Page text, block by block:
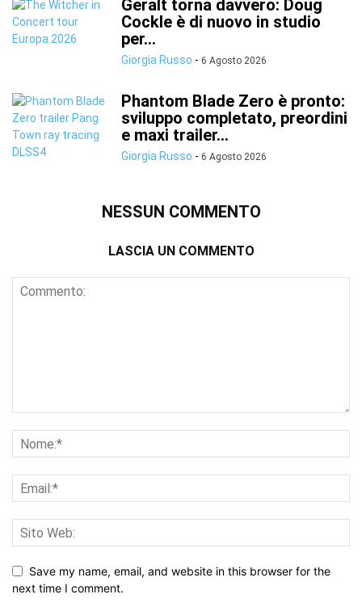
Geralt torna davvero: Doug
Cockle è di nuovo in studio
per...
Giorgia Russo - 6 Agosto 2026
Phantom Blade Zero è pronto:
sviluppo completato, preordini
e maxi trailer...
Giorgia Russo - 6 Agosto 2026
NESSUN COMMENTO
LASCIA UN COMMENTO
Save my name, email, and website in this browser for the
next time I comment.